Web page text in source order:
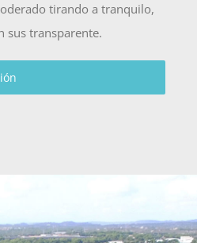
tirando a tranquilo,
sus transparente.